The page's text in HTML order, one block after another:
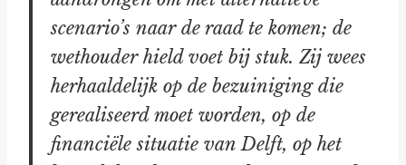
scenario’s naar de raad te komen; de
wethouder hield voet bij stuk. Zij wees
herhaaldelijk op de bezuiniging die
gerealiseerd moet worden, op de
financiële situatie van Delft, op het